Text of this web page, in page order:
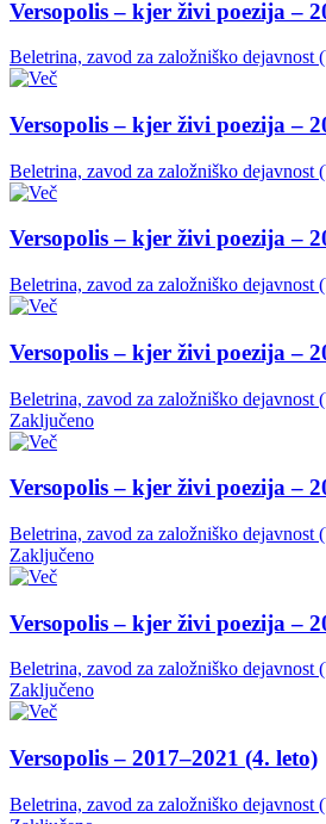
Versopolis – kjer živi poezija –
Beletrina, zavod za založniško dejavnost
Versopolis – kjer živi poezija –
Beletrina, zavod za založniško dejavnost
Versopolis – kjer živi poezija –
Beletrina, zavod za založniško dejavnost
Versopolis – kjer živi poezija –
Beletrina, zavod za založniško dejavnost
Zaključeno
Versopolis – kjer živi poezija –
Beletrina, zavod za založniško dejavnost
Zaključeno
Versopolis – kjer živi poezija –
Beletrina, zavod za založniško dejavnost
Zaključeno
Versopolis – 2017–2021 (4. leto)
Beletrina, zavod za založniško dejavnost